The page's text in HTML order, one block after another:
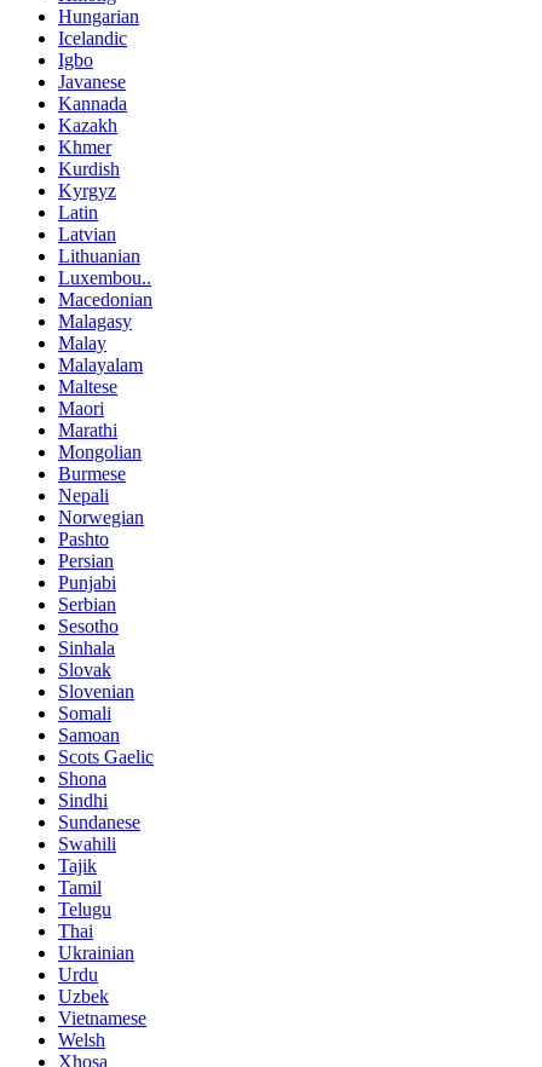
Hungarian
Icelandic
Igbo
Javanese
Kannada
Kazakh
Khmer
Kurdish
Kyrgyz
Latin
Latvian
Lithuanian
Luxembou..
Macedonian
Malagasy
Malay
Malayalam
Maltese
Maori
Marathi
Mongolian
Burmese
Nepali
Norwegian
Pashto
Persian
Punjabi
Serbian
Sesotho
Sinhala
Slovak
Slovenian
Somali
Samoan
Scots Gaelic
Shona
Sindhi
Sundanese
Swahili
Tajik
Tamil
Telugu
Thai
Ukrainian
Urdu
Uzbek
Vietnamese
Welsh
Xhosa